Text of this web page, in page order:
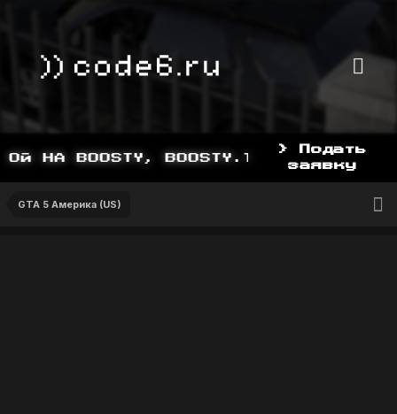
BOOSTY, BOOSTY.TO/YDDY
> Подать
заявку
GTA 5 Америка (US)